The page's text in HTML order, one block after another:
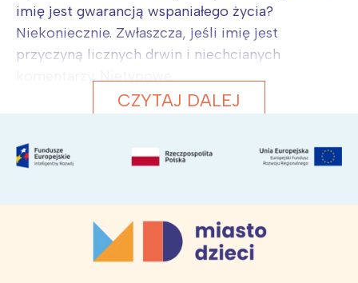
imię jest gwarancją wspaniałego życia?
Niekoniecznie. Zwłaszcza, jeśli imię jest
przyczyną licznych drwin i niechcianych
CZYTAJ DALEJ